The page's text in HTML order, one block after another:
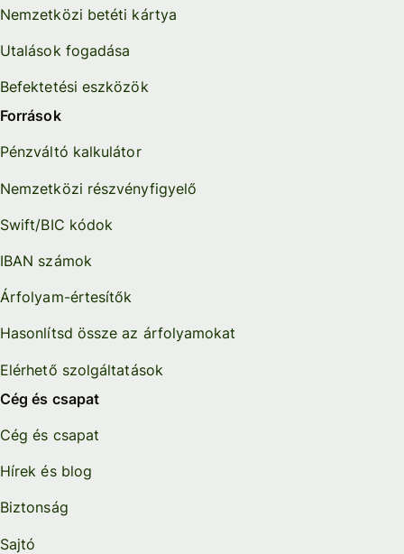
Nemzetközi betéti kártya
Utalások fogadása
Befektetési eszközök
Források
Pénzváltó kalkulátor
Nemzetközi részvényfigyelő
Swift/BIC kódok
IBAN számok
Árfolyam-értesítők
Hasonlítsd össze az árfolyamokat
Elérhető szolgáltatások
Cég és csapat
Cég és csapat
Hírek és blog
Biztonság
Sajtó